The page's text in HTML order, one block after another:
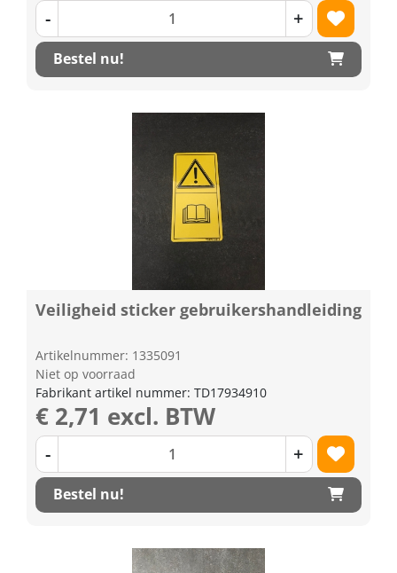
- +
Bestel nu!
Veiligheid sticker gebruikershandleiding
Artikelnummer: 1335091
Niet op voorraad
Fabrikant artikel nummer: TD17934910
€ 2,71 excl. BTW
- +
Bestel nu!